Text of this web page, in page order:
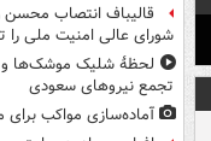
قالیباف انتصاب محسن
شورای عالی امنیت ملی
لحظۀ شلیک موشک‌ها و
تجمع نیروهای سعودی
آماده‌سازی مواکب برای